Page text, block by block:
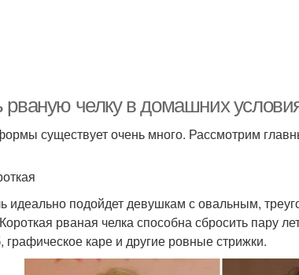
рваную челку в домашних
существует очень много. Рассмотрим
идеально подойдет девушкам с овальным,
рваная челка способна сбросить пару
каре и другие ровные стрижки.